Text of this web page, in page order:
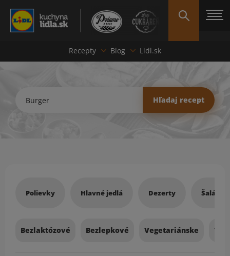
Recepty Blog Lidl.sk
Hľadaj recept
Polievky Hlavné jedlá Dezerty Šaláty
Bezlaktózové Bezlepkové Vegetariánske